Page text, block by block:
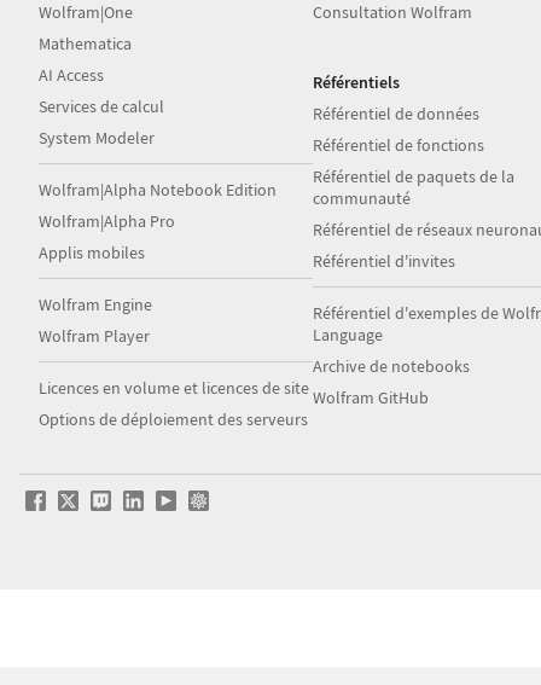
Wolfram|One
Mathematica
AI Access
Services de calcul
System Modeler
Wolfram|Alpha Notebook Edition
Wolfram|Alpha Pro
Applis mobiles
Wolfram Engine
Wolfram Player
Licences en volume et licences de site
Options de déploiement des serveurs
Consultation Wolfram
Référentiels
Référentiel de données
Référentiel de fonctions
Référentiel de paquets de la
communauté
Référentiel de réseaux
Référentiel d'invites
Référentiel d'exemples de
Language
Archive de notebooks
Wolfram GitHub